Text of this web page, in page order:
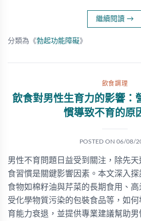
繼續閱讀 →
分類為《勃起功能障礙》
飲食調理
飲食對男性生育力的影響：
慣導致不育的原
POSTED ON 06/08/
男性不育問題日益受到關注，除先
食習慣是關鍵影響因素。本文深入
食物如棉籽油與芹菜的長期食用、
受化學物質污染的包裝食品等，如
育能力衰退，並提供專業建議幫助男